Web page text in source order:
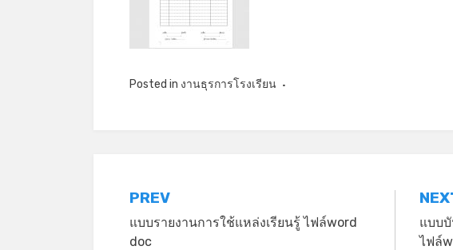
Posted in งานธุรการโรงเรียน
แนะแนว
เรื่อง
PREV
แบบรายงานการใช้แหล่งเรียนรู้ ไฟล์word
doc
แบบ
ไฟล์